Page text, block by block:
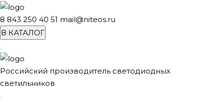
8 843 250 40 51 mail@niteos.ru
В КАТАЛОГ
Российский производитель светодиодных
светильников